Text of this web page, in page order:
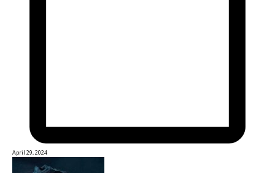
April 29, 2024